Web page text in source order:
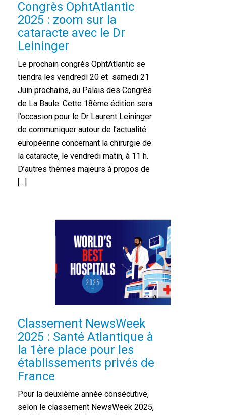
Congrès OphtAtlantic
2025 : zoom sur la
cataracte avec le Dr
Leininger
Le prochain congrès OphtAtlantic se
tiendra les vendredi 20 et samedi 21
Juin prochains, au Palais des Congrès
de La Baule. Cette 18ème édition sera
l’occasion pour le Dr Laurent Leininger
de communiquer autour de l’actualité
européenne concernant la chirurgie de
la cataracte, le vendredi matin, à 11 h.
D’autres thèmes majeurs à propos de
[…]
Classement NewsWeek
2025 : Santé Atlantique à
la 1ère place pour les
établissements privés de
France
Pour la deuxième année consécutive,
selon le classement NewsWeek 2025,